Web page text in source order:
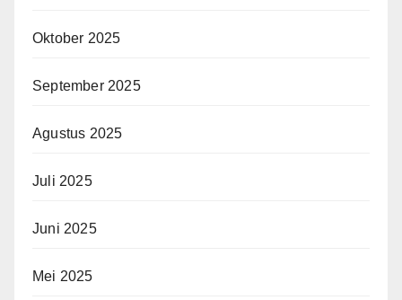
Oktober 2025
September 2025
Agustus 2025
Juli 2025
Juni 2025
Mei 2025